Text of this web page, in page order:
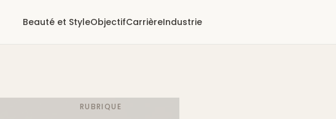
Beauté et StyleObjectifCarrièreIndustrie
RUBRIQUE